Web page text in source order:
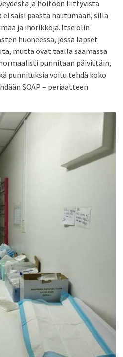
ja hoitoon liittyvistä
saisi päästä hautumaan, sillä
ja ihorikkoja. Itse olin
huoneessa, jossa lapset
mutta ovat täällä saamassa
punnitaan päivittäin,
punnituksia voitu tehdä koko
SOAP – periaatteen